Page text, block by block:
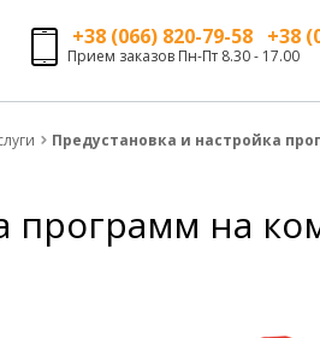
+38 (066) 820-79-58 +38
Прием заказов Пн-Пт 8.30 - 17.00
Предустановка и настройка
программ на